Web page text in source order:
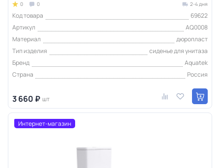
0 0 2-4 дня
Код товара
69622
Артикул
AQ0008
Материал
дюропласт
Тип изделия
сиденье для унитаза
Бренд
Aquatek
Страна
Россия
3 660 ₽ шт
Интернет-магазин